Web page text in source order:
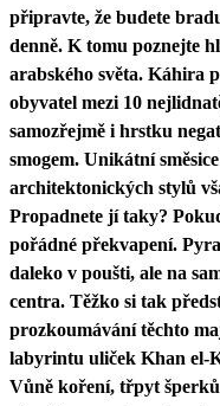
připravte, že budete
denně. K tomu poznejte
arabského světa. Káhira
obyvatel mezi 10
samozřejmě i hrstku
smogem. Unikátní
architektonických stylů
Propadnete jí taky?
pořádné překvapení.
daleko v poušti, ale na
centra. Těžko si tak
prozkoumávání těchto
labyrintu uliček Khan el-
Vůně koření, třpyt